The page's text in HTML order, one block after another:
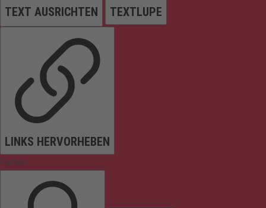
TEXT AUSRICHTEN TEXTLUPE
LINKS HERVORHEBEN
Farben